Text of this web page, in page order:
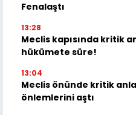
Fenalaştı
13:28
Meclis kapısında kritik
hükümete süre!
13:04
Meclis önünde kritik
önlemlerini aştı